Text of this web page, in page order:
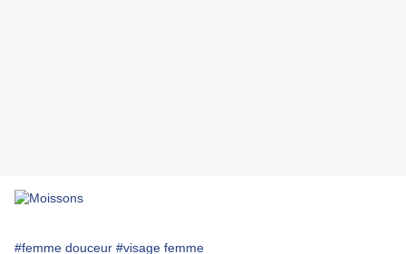
#femme douceur #visage femme